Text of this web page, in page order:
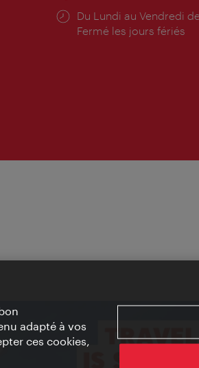
Horaires
d'ouverture:
Du Lundi au Vendredi
Fermé les jours fériés
adapté à vos
ces cookies,